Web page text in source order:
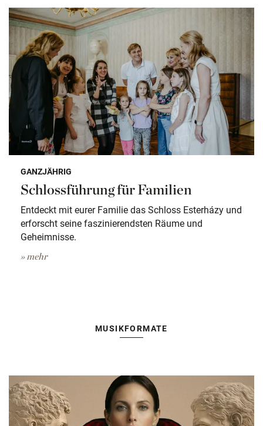
GANZJÄHRIG
Schlossführung für Familien
Entdeckt mit eurer Familie das Schloss Esterházy und
erforscht seine faszinierendsten Räume und
Geheimnisse.
» mehr
MUSIKFORMATE